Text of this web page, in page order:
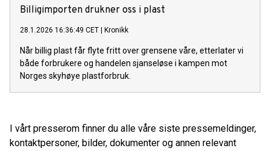
Billigimporten drukner oss i plast
28.1.2026 16:36:49 CET | Kronikk
Når billig plast får flyte fritt over grensene våre, etterlater vi
både forbrukere og handelen sjanseløse i kampen mot
Norges skyhøye plastforbruk.
I vårt presserom finner du alle våre siste pressemeldinger,
kontaktpersoner, bilder, dokumenter og annen relevant